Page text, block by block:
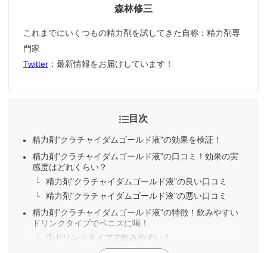
森林修三
これまでにいくつもの精力剤を試してきた自称：精力剤専
門家
Twitter ：最新情報をお届けしています！
目次
精力剤"クラチャイダムゴールド液"の効果を検証！
精力剤"クラチャイダムゴールド液"の口コミ！効果の実
感度はどれくらい？
精力剤"クラチャイダムゴールド液"の良い口コミ
精力剤"クラチャイダムゴールド液"の悪い口コミ
精力剤"クラチャイダムゴールド液"の特徴！飲みやすい
ドリンクタイプでペニスに喝！
①ドリンクタイプで飲みやすい！